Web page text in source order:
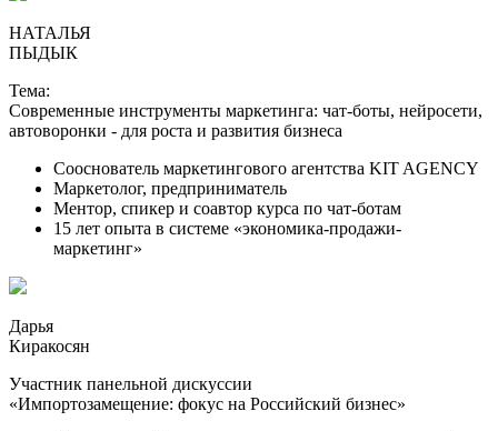
НАТАЛЬЯ
ПЫДЫК
Тема:
Современные инструменты маркетинга: чат-боты, нейросети,
автоворонки - для роста и развития бизнеса
Сооснователь маркетингового агентства KIT AGENCY
Маркетолог, предприниматель
Ментор, спикер и соавтор курса по чат-ботам
15 лет опыта в системе «экономика-продажи-
маркетинг»
Дарья
Киракосян
Участник панельной дискуссии
«Импортозамещение: фокус на Российский бизнес»